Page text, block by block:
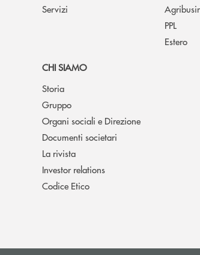
Servizi
PPL
Estero
CHI SIAMO
Storia
Gruppo
Organi sociali e Direzione
Documenti societari
La rivista
Investor relations
Codice Etico